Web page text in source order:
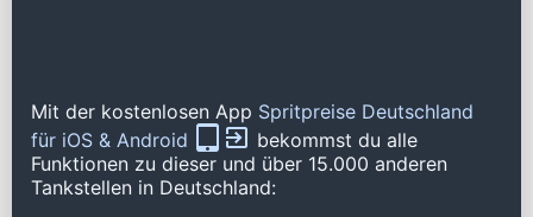
Mit der kostenlosen App Spritpreise Deutschland
für iOS & Android
bekommst du alle
Funktionen zu dieser und über 15.000 anderen
Tankstellen in Deutschland: